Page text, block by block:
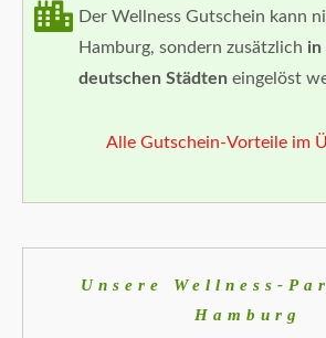
Der Wellness Gutschein kann
Hamburg, sondern zusätzlich in
deutschen Städten eingelöst
Alle Gutschein-Vorteile im
Unsere Wellness-
Hamburg